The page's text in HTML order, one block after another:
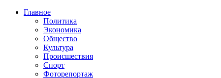
Главное
Политика
Экономика
Общество
Культура
Происшествия
Спорт
Фоторепортаж